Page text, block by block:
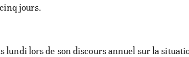
jours.
lundi lors de son discours annuel sur la